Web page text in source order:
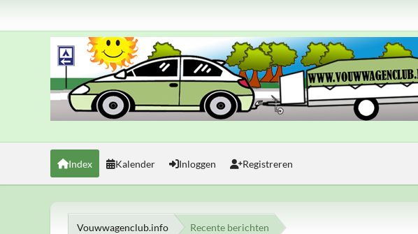
Index Kalender Inloggen Registreren
Vouwwagenclub.info Recente berichten